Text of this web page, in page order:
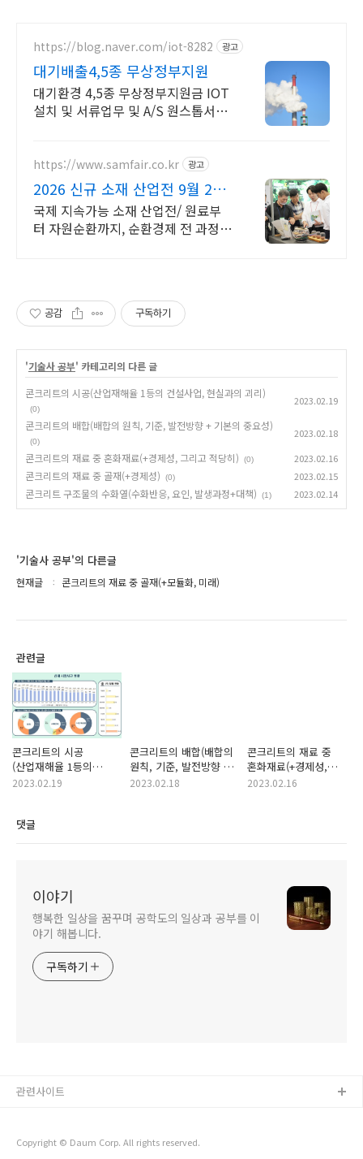
https://blog.naver.com/iot-8282 광고
대기배출4,5종 무상정부지원
대기환경 4,5종 무상정부지원금 IOT
설치 및 서류업무 및 A/S 원스톱서비
https://www.samfair.co.kr 광고
2026 신규 소재 산업전 9월 2일
(수)~4일(금)
국제 지속가능 소재 산업전/ 원료부
터 자원순환까지, 순환경제 전 과정
공감 구독하기
'기술사 공부' 카테고리의 다른 글
콘크리트의 시공(산업재해율 1등의 건설사업, 현실과의 괴리)
(0)
2023.02.19
콘크리트의 배합(배합의 원칙, 기준, 발전방향 + 기본의 중요성)
(0)
2023.02.18
콘크리트의 재료 중 혼화재료(+경제성, 그리고 적당히) (0) 2023.02.16
콘크리트의 재료 중 골재(+경제성) (0) 2023.02.15
콘크리트 구조물의 수화열(수화반응, 요인, 발생과정+대책) (1) 2023.02.14
'기술사 공부'의 다른글
현재글 콘크리트의 재료 중 골재(+모듈화, 미래)
관련글
콘크리트의 시공
(산업재해율 1등의
건설사업, 현실과의
2023.02.19
콘크리트의 배합(배합의
원칙, 기준, 발전방향 +
기본의 중요성)
2023.02.18
콘크리트의 재료 중
혼화재료(+경제성,
그리고 적당히)
2023.02.16
댓글
이야기
행복한 일상을 꿈꾸며 공학도의 일상과 공부를 이
야기 해봅니다.
구독하기
Copyright © Daum Corp. All rights reserved.
관련사이트